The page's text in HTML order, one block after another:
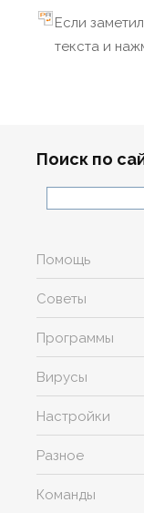
Если
текста и
Поиск по
Помощь
Советы
Программы
Вирусы
Настройки
Разное
Команды